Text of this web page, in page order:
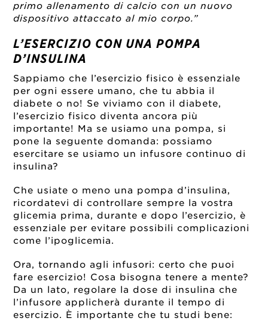
primo allenamento di calcio con un nuovo
dispositivo attaccato al mio corpo.”
L’ESERCIZIO CON UNA POMPA
D’INSULINA
Sappiamo che l’esercizio fisico è essenziale
per ogni essere umano, che tu abbia il
diabete o no! Se viviamo con il diabete,
l’esercizio fisico diventa ancora più
importante! Ma se usiamo una pompa, si
pone la seguente domanda: possiamo
esercitare se usiamo un infusore continuo di
insulina?
Che usiate o meno una pompa d’insulina,
ricordatevi di controllare sempre la vostra
glicemia prima, durante e dopo l’esercizio, è
essenziale per evitare possibili complicazioni
come l’ipoglicemia.
Ora, tornando agli infusori: certo che puoi
fare esercizio! Cosa bisogna tenere a mente?
Da un lato, regolare la dose di insulina che
l’infusore applicherà durante il tempo di
esercizio. È importante che tu studi bene: